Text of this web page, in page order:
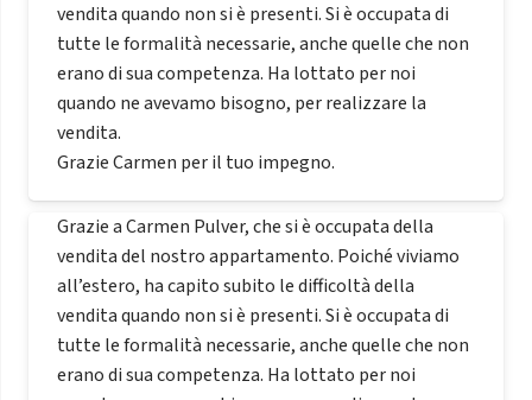
vendita quando non si è presenti. Si è occupata di
tutte le formalità necessarie, anche quelle che non
erano di sua competenza. Ha lottato per noi
quando ne avevamo bisogno, per realizzare la
vendita.
Grazie Carmen per il tuo impegno.
Grazie a Carmen Pulver, che si è occupata della
vendita del nostro appartamento. Poiché viviamo
all’estero, ha capito subito le difficoltà della
vendita quando non si è presenti. Si è occupata di
tutte le formalità necessarie, anche quelle che non
erano di sua competenza. Ha lottato per noi